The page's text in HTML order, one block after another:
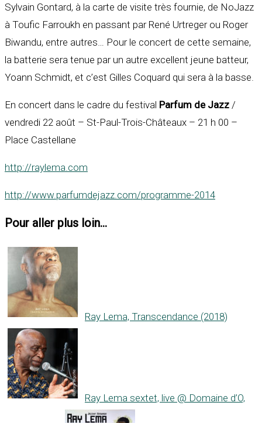
Sylvain Gontard, à la carte de visite très fournie, de NoJazz
à Toufic Farroukh en passant par René Urtreger ou Roger
Biwandu, entre autres… Pour le concert de cette semaine,
la batterie sera tenue par un autre excellent jeune batteur,
Yoann Schmidt, et c’est Gilles Coquard qui sera à la basse.
En concert dans le cadre du festival Parfum de Jazz /
vendredi 22 août – St-Paul-Trois-Châteaux – 21 h 00 –
Place Castellane
http://raylema.com
http://www.parfumdejazz.com/programme-2014
Pour aller plus loin...
Ray Lema, Transcendance (2018)
Ray Lema sextet, live @ Domaine d’O,